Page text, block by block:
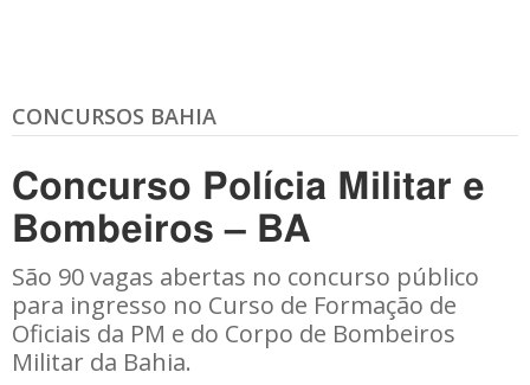
CONCURSOS BAHIA
Concurso Polícia Militar e
Bombeiros – BA
São 90 vagas abertas no concurso público
para ingresso no Curso de Formação de
Oficiais da PM e do Corpo de Bombeiros
Militar da Bahia.